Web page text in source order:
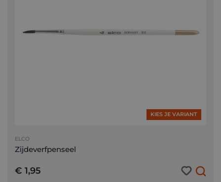
KIES JE VARIANT
ELCO
Zijdeverfpenseel
€ 1,95